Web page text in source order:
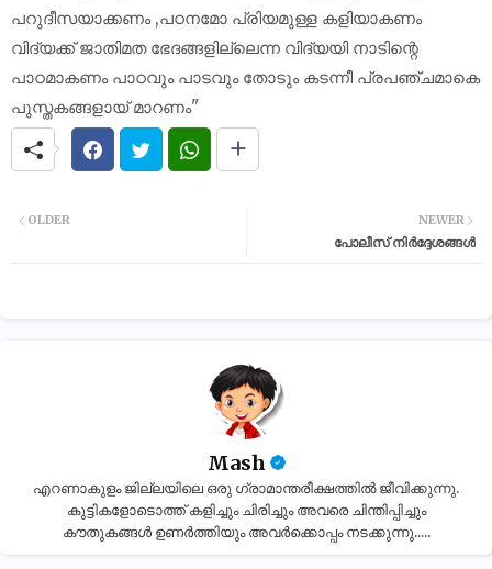
പറുദീസയാക്കണം ,പഠനമോ പ്രിയമുള്ള കളിയാകണം
വിദ്യക്ക് ജാതിമത ഭേദങ്ങളില്ലെന്ന വിദ്യയി നാടിന്റെ
പാഠമാകണം പാഠവും പാടവും തോടും കടന്നീ പ്രപഞ്ചമാകെ
പുസ്തകങ്ങളായ് മാറണം"
NEWER
പോലീസ് നിർദ്ദേശങ്ങൾ
OLDER
Mash
എറണാകുളം ജില്ലയിലെ ഒരു ഗ്രാമാന്തരീക്ഷത്തിൽ ജീവിക്കുന്നു.
കുട്ടികളോടൊത്ത് കളിച്ചും ചിരിച്ചും അവരെ ചിന്തിപ്പിച്ചും
കൗതുകങ്ങൾ ഉണർത്തിയും അവർക്കൊപ്പം നടക്കുന്നു.....